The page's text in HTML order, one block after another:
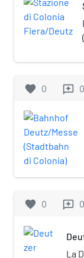
favorite 0 reviews 0
favorite 0 reviews 0
La